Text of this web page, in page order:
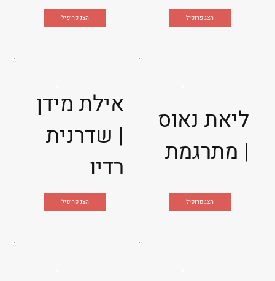
הצג פרופיל הצג פרופיל
אילת מידן
| שדרנית
רדיו
הצג פרופיל
ליאת נאוס
| מתרגמת
הצג פרופיל